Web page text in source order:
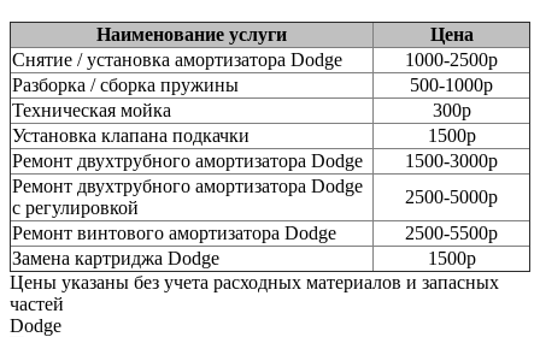
Наименование услуги
Цена
Снятие / установка амортизатора Dodge
1000-2500р
Разборка / сборка пружины
500-1000р
Техническая мойка
300р
Установка клапана подкачки
1500р
Ремонт двухтрубного амортизатора Dodge
1500-3000р
Ремонт двухтрубного амортизатора Dodge
с регулировкой
2500-5000р
Ремонт винтового амортизатора Dodge
2500-5500р
Замена картриджа Dodge
1500р
Цены указаны без учета расходных материалов и запасных
частей
Dodge